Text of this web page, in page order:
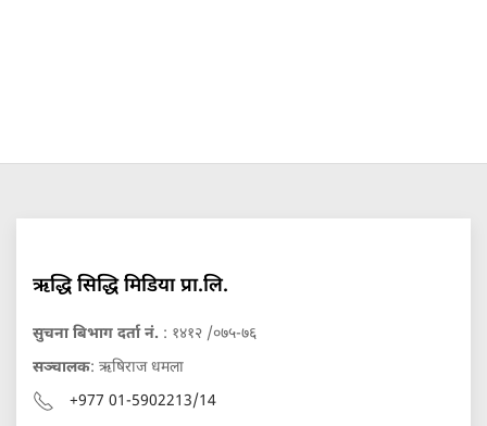
ऋद्धि सिद्धि मिडिया प्रा.लि.
सुचना बिभाग दर्ता नं. : १४१२ /०७५-७६
सञ्चालक: ऋषिराज धमला
+977 01-5902213/14